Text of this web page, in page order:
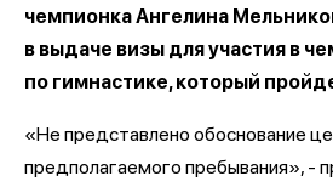
чемпионка Ангелина
в выдаче визы для участия в
по гимнастике, который
«Не представлено обоснование
предполагаемого пребывания», -